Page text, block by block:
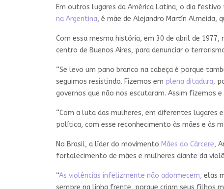
Em outros lugares da América Latina, o dia
na Argentina, é mãe de Alejandro Martín Almeida,
Com essa mesma história, em 30 de abril de
centro de Buenos Aires, para denunciar o
“Se levo um pano branco na cabeça é porque
seguimos resistindo. Fizemos em plena ditadura,
governos que não nos escutaram. Assim fizemos
“Com a luta das mulheres, em diferentes lugares
política, com esse reconhecimento às mães e às
No Brasil, a líder do movimento Mães do Cárcere,
fortalecimento de mães e mulheres diante da
“As violências infelizmente não adormecem, elas
sempre na linha frente, porque criam seus filhos